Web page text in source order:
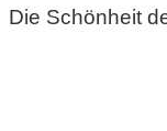
Die Schönheit